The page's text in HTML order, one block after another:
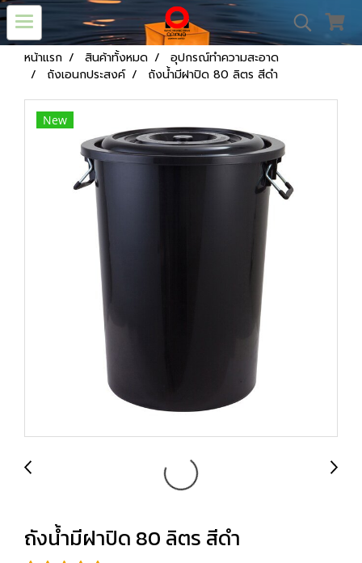
หน้าแรก สินค้าทั้งหมด
อุปกรณ์ทำความสะอาด
ถังเอนกประสงค์
ถังน้ำมีฝาปิด 80 ลิตร สีดำ
New
ถังน้ำมีฝาปิด 80 ลิตร สีดำ